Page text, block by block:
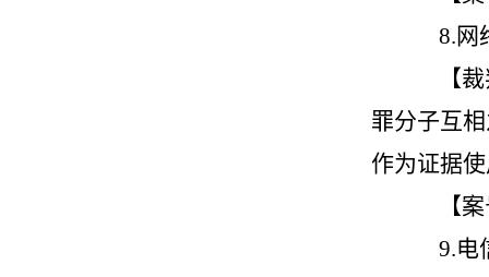
8.网
【
罪分子互
作为证据
【
9.电